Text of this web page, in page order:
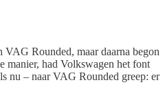
Rounded, maar daarna begon
manier, had Volkswagen het font
nu – naar VAG Rounded greep: er